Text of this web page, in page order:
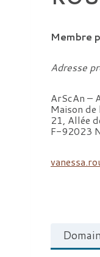
Membre
Adresse
ArScAn –
Maison de
21, Allée
F-92023